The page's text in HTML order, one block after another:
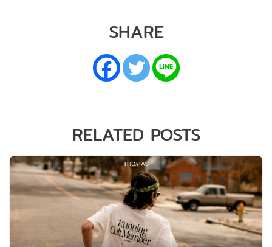
SHARE
RELATED POSTS